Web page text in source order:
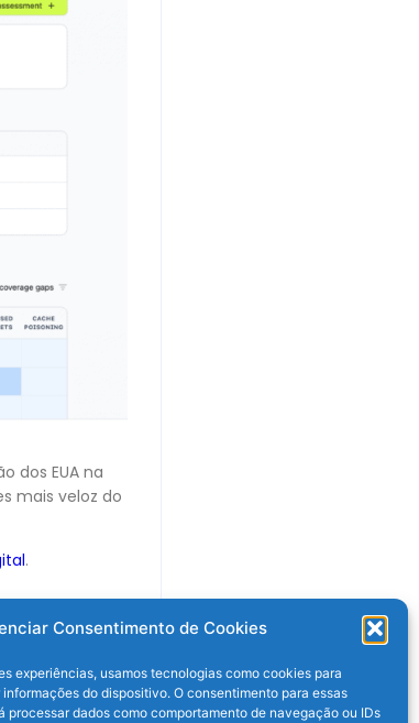
Consentimento de Cookies
experiências, usamos tecnologias como cookies para
do dispositivo. O consentimento para essas
processar dados como comportamento de navegação ou IDs
dos EUA na
mais veloz do
.